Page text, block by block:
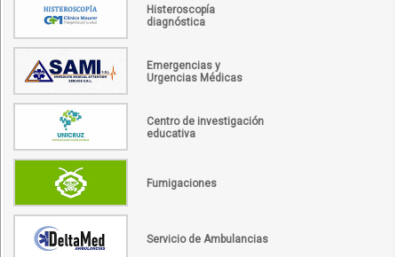
Histeroscopía
diagnóstica
Emergencias y
Urgencias Médicas
Centro de investigación
educativa
Fumigaciones
Servicio de Ambulancias